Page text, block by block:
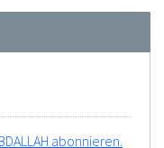
abonnieren.